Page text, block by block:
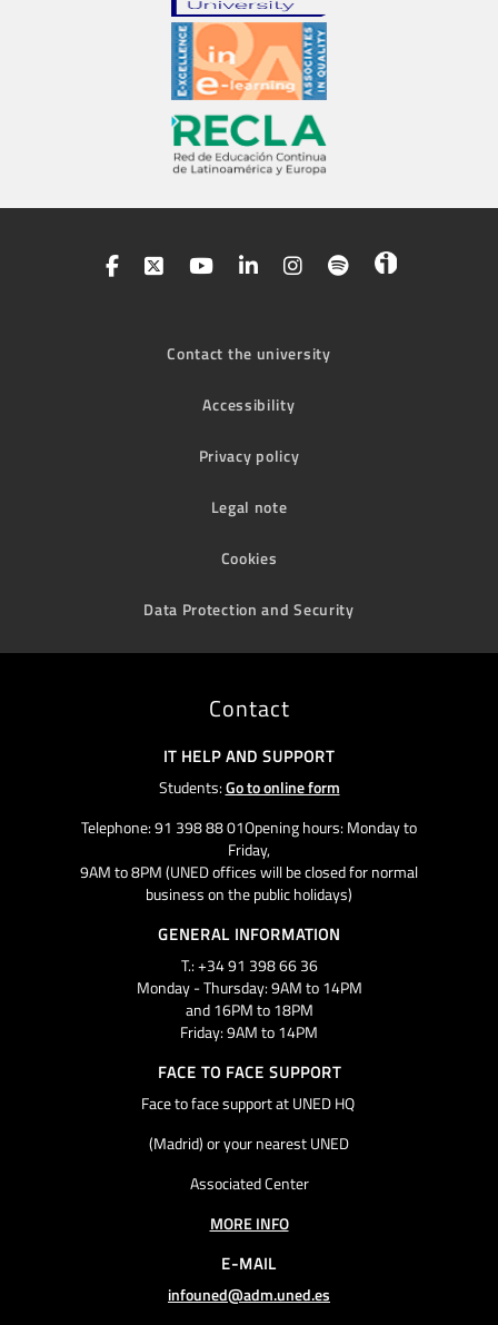
Contact the university
Accessibility
Privacy policy
Legal note
Cookies
Data Protection and Security
Contact
IT HELP AND SUPPORT
Students:Go to online form
Telephone: 91 398 88 01Opening hours: Monday to
Friday,
9AM to 8PM (UNED offices will be closed for normal
business on the public holidays)
GENERAL INFORMATION
T.: +34 91 398 66 36
Monday - Thursday: 9AM to 14PM
and 16PM to 18PM
Friday: 9AM to 14PM
FACE TO FACE SUPPORT
Face to face support at UNED HQ
(Madrid) or your nearest UNED
Associated Center
MORE INFO
E-MAIL
infouned@adm.uned.es